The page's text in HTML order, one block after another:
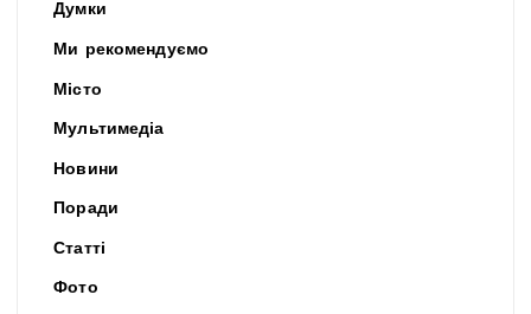
Думки
Ми рекомендуємо
Місто
Мультимедіа
Новини
Поради
Статті
Фото